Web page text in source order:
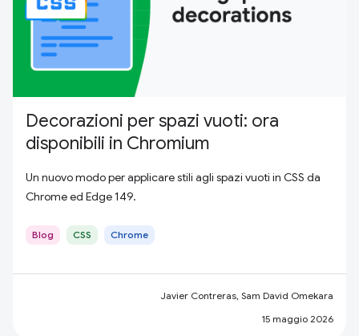
Decorazioni per spazi vuoti: ora
disponibili in Chromium
Un nuovo modo per applicare stili agli spazi vuoti in CSS da
Chrome ed Edge 149.
Blog CSS Chrome
Javier Contreras, Sam David Omekara
15 maggio 2026